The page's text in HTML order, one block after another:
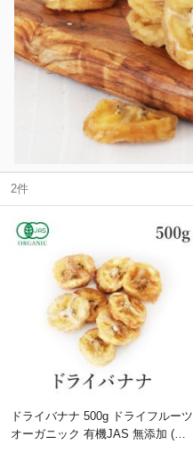
2件
ドライバナナ 500g ドライフルーツ
オーガニック 有機JAS 無添加 (酸